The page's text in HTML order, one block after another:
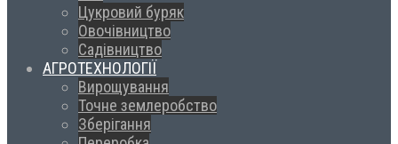
Цукровий буряк
Овочівництво
Садівництво
АГРОТЕХНОЛОГІЇ
Вирощування
Точне землеробство
Зберігання